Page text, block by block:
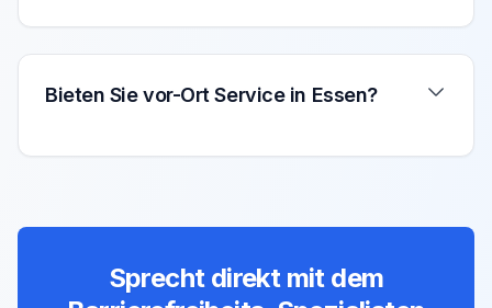
Bieten Sie vor-Ort Service in Essen?
Sprecht direkt mit dem